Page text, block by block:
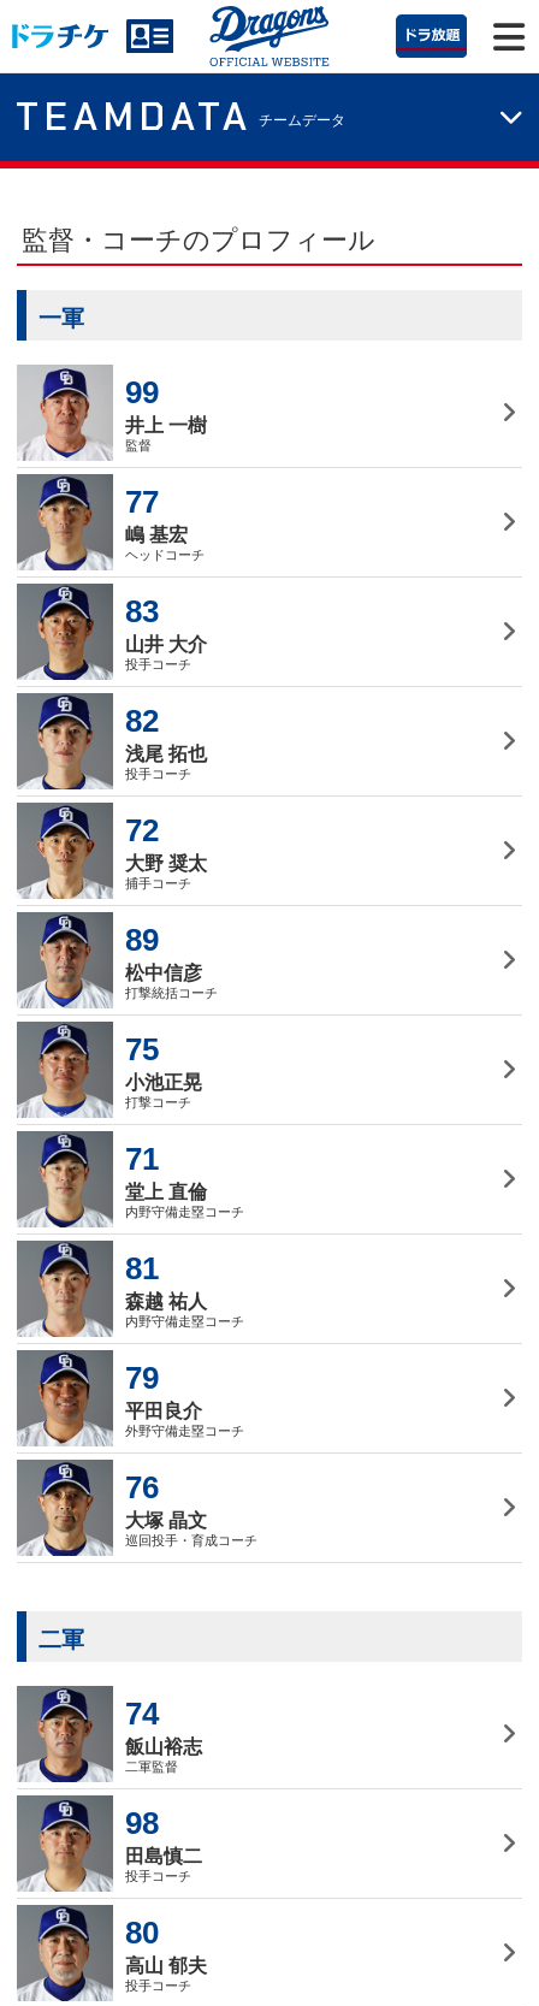
TEAMDATA チームデータ
監督・コーチのプロフィール
一軍
99
井上 一樹
監督
77
嶋 基宏
ヘッドコーチ
83
山井 大介
投手コーチ
82
浅尾 拓也
投手コーチ
72
大野 奨太
捕手コーチ
89
松中信彦
打撃統括コーチ
75
小池正晃
打撃コーチ
71
堂上 直倫
内野守備走塁コーチ
81
森越 祐人
内野守備走塁コーチ
79
平田良介
外野守備走塁コーチ
76
大塚 晶文
巡回投手・育成コーチ
二軍
74
飯山裕志
二軍監督
98
田島慎二
投手コーチ
80
高山 郁夫
投手コーチ